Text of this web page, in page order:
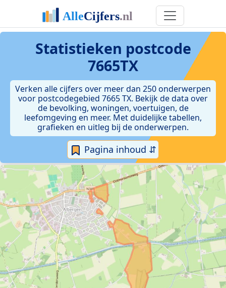
Statistieken postcode
7665TX
Verken alle cijfers over meer dan 250 onderwerpen
voor postcodegebied 7665 TX. Bekijk de data over
de bevolking, woningen, voertuigen, de
leefomgeving en meer. Met duidelijke tabellen,
grafieken en uitleg bij de onderwerpen.
Pagina inhoud ⇵